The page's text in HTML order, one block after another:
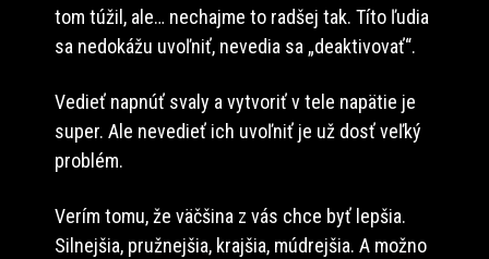
tom túžil, ale… nechajme to radšej tak. Títo ľudia
sa nedokážu uvoľniť, nevedia sa „deaktivovať“.
Vedieť napnúť svaly a vytvoriť v tele napätie je
super. Ale nevedieť ich uvoľniť je už dosť veľký
problém.
Verím tomu, že väčšina z vás chce byť lepšia.
Silnejšia, pružnejšia, krajšia, múdrejšia. A možno